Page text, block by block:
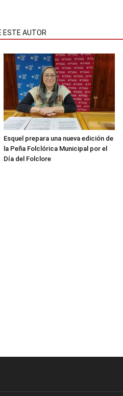
ESTE AUTOR
Esquel prepara una nueva edición de
la Peña Folclórica Municipal por el
Día del Folclore